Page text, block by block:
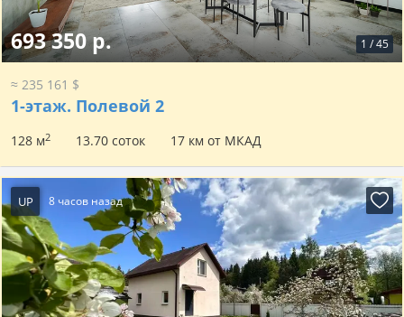
1 /45
693 350 р.
≈ 235 161 $
1-этаж. Полевой 2
128 м2 13.70 соток 17 км от МКАД
UP 8 часов назад